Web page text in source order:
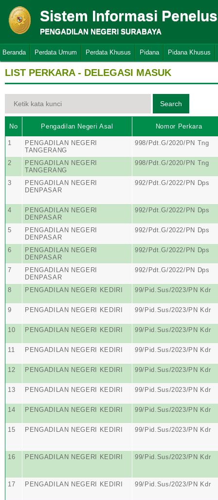
Sistem Informasi
PENGADILAN NEGERI SURABAYA
Beranda Perdata Umum Perdata Khusus Pidana Pidana Khusus
LIST PERKARA - DELEGASI MASUK
No Pengadilan Negeri Asal Nomor Perkara
1
PENGADILAN NEGERI
TANGERANG
998/Pdt.G/2020/PN Tng
2
PENGADILAN NEGERI
TANGERANG
998/Pdt.G/2020/PN Tng
3
PENGADILAN NEGERI
DENPASAR
992/Pdt.G/2022/PN Dps
4
PENGADILAN NEGERI
DENPASAR
992/Pdt.G/2022/PN Dps
5
PENGADILAN NEGERI
DENPASAR
992/Pdt.G/2022/PN Dps
6
PENGADILAN NEGERI
DENPASAR
992/Pdt.G/2022/PN Dps
7
PENGADILAN NEGERI
DENPASAR
992/Pdt.G/2022/PN Dps
8 PENGADILAN NEGERI KEDIRI 99/Pid.Sus/2023/PN Kdr
9 PENGADILAN NEGERI KEDIRI 99/Pid.Sus/2023/PN Kdr
10 PENGADILAN NEGERI KEDIRI 99/Pid.Sus/2023/PN Kdr
11 PENGADILAN NEGERI KEDIRI 99/Pid.Sus/2023/PN Kdr
12 PENGADILAN NEGERI KEDIRI 99/Pid.Sus/2023/PN Kdr
13 PENGADILAN NEGERI KEDIRI 99/Pid.Sus/2023/PN Kdr
14 PENGADILAN NEGERI KEDIRI 99/Pid.Sus/2023/PN Kdr
15 PENGADILAN NEGERI KEDIRI 99/Pid.Sus/2023/PN Kdr
16 PENGADILAN NEGERI KEDIRI 99/Pid.Sus/2023/PN Kdr
17 PENGADILAN NEGERI KEDIRI 99/Pid.Sus/2023/PN Kdr